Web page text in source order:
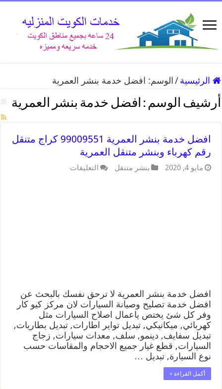
الرئيسية / الوسم: افضل خدمة بنشر العمرية
أرشيف الوسم : افضل خدمة بنشر العمرية
افضل خدمة بنشر العمرية 99009551 كراج متنقل
رقم كهرباء وبنشر متنقل العمرية
مايو 4, 2020 بنشر متنقل التعليقات
افضل خدمة بنشر العمرية لا ترحق نفسك بالبحث عن
افضل خدمة تصليح وصيانة السيارات لان مركز كيو كار
وفر كل شئ يختص ياعمال اصلاح السيارات مثل
كهربائي, ميكانيكي, تبديل تواير اطارات, تبديل بطاريات,
تبديل سفايف, دينمو, سلف, معدات سيارات, زجاج
السيارات, قطع غيار جميع الاحجام والمقاسات حسب
نوع السيارة, تبديل …
أكمل القراءة »